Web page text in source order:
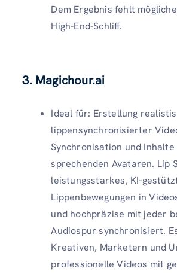
Dem Ergebnis fehlt
High-End-Schliff.
3. Magichour.ai
Ideal für: Erstellung
lippensynchronisierter
Synchronisation und Inhalte
sprechenden Avataren. Lip
leistungsstarkes, KI-
Lippenbewegungen in
und hochpräzise mit jeder
Audiospur synchronisiert.
Kreativen, Marketern und
professionelle Videos mit